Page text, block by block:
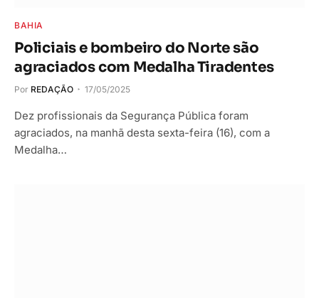
BAHIA
Policiais e bombeiro do Norte são
agraciados com Medalha Tiradentes
Por REDAÇÃO 17/05/2025
Dez profissionais da Segurança Pública foram
agraciados, na manhã desta sexta-feira (16), com a
Medalha…